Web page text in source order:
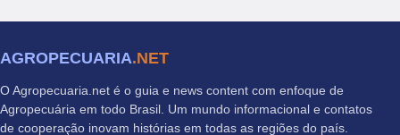
AGROPECUARIA.NET
O Agropecuaria.net é o guia e news content com enfoque de
Agropecuária em todo Brasil. Um mundo informacional e contatos
de cooperação inovam histórias em todas as regiões do país.